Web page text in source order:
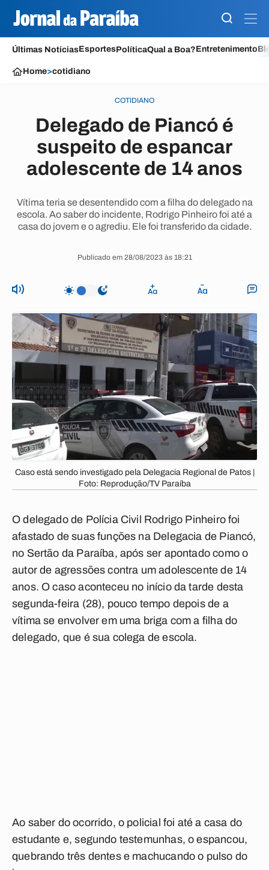
Últimas NotíciasEsportesPolíticaQual a Boa?Entretenimento
Home>cotidiano
COTIDIANO
Delegado de Piancó é
suspeito de espancar
adolescente de 14 anos
Vítima teria se desentendido com a filha do delegado na
escola. Ao saber do incidente, Rodrigo Pinheiro foi até a
casa do jovem e o agrediu. Ele foi transferido da cidade.
Publicado em 28/08/2023 às 18:21
Caso está sendo investigado pela Delegacia Regional de Patos |
Foto: Reprodução/TV Paraíba
O delegado de Polícia Civil Rodrigo Pinheiro foi
afastado de suas funções na Delegacia de Piancó,
no Sertão da Paraíba, após ser apontado como o
autor de agressões contra um adolescente de 14
anos. O caso aconteceu no início da tarde desta
segunda-feira (28), pouco tempo depois de a
vítima se envolver em uma briga com a filha do
delegado, que é sua colega de escola.
Ao saber do ocorrido, o policial foi até a casa do
estudante e, segundo testemunhas, o espancou,
quebrando três dentes e machucando o pulso do